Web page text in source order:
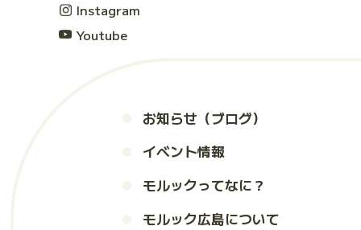
Instagram
Youtube
お知らせ（ブログ）
イベント情報
モルックってなに？
モルック広島について